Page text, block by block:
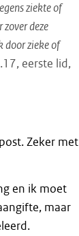
ziekte of
deze
door zieke of
eerste lid,
Zeker met
en ik moet
maar